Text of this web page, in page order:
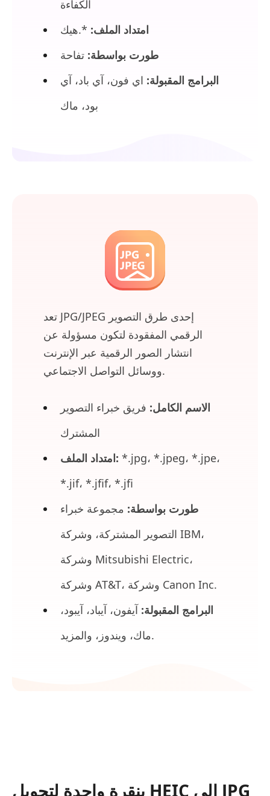
الكفاءة
امتداد الملف: *.هيك
طورت بواسطة: تفاحة
البرامج المقبولة: اي فون، آي باد، آي
بود، ماك
تعد JPG/JPEG إحدى طرق التصوير
الرقمي المفقودة لتكون مسؤولة عن
انتشار الصور الرقمية عبر الإنترنت
ووسائل التواصل الاجتماعي.
الاسم الكامل: فريق خبراء التصوير
المشترك
امتداد الملف: *.jpg، *.jpeg، *.jpe،
*.jif، *.jfif، *.jfi
طورت بواسطة: مجموعة خبراء
التصوير المشتركة، وشركة IBM،
وشركة Mitsubishi Electric،
وشركة AT&T، وشركة Canon Inc.
البرامج المقبولة: آيفون، آيباد، آيبود،
ماك، ويندوز، والمزيد.
بنقرة واحدة لتحويل HEIC إلى JPG